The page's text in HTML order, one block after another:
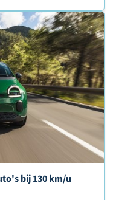
bij 130 km/u